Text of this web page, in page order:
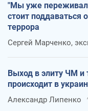
"Мы уже
стоит поддаваться
террора
Сергей Марченко,
Выход в элиту ЧМ и
происходит в
Александр Липенко